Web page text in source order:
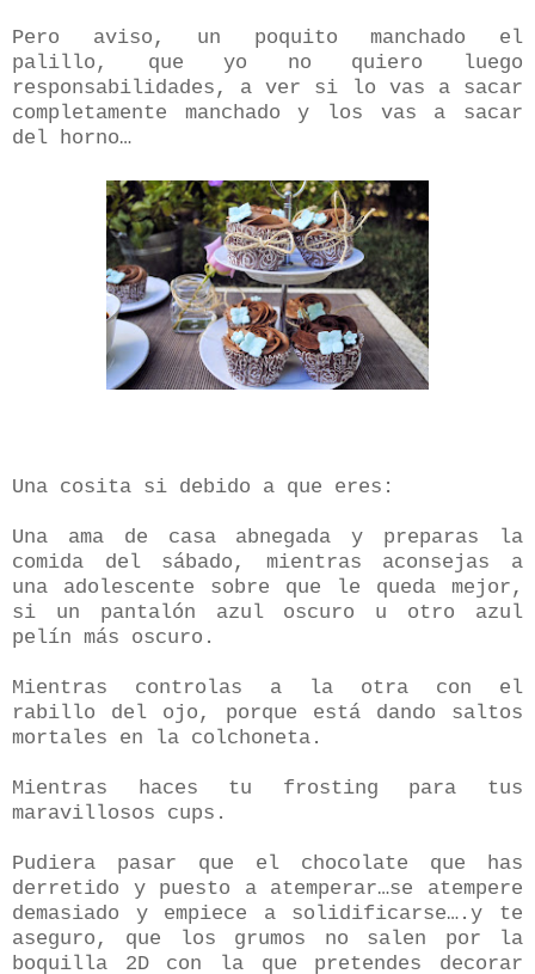
Pero aviso, un poquito manchado el
palillo, que yo no quiero luego
responsabilidades, a ver si lo vas a sacar
completamente manchado y los vas a sacar
del horno…
Una cosita si debido a que eres:
Una ama de casa abnegada y preparas la
comida del sábado, mientras aconsejas a
una adolescente sobre que le queda mejor,
si un pantalón azul oscuro u otro azul
pelín más oscuro.
Mientras controlas a la otra con el
rabillo del ojo, porque está dando saltos
mortales en la colchoneta.
Mientras haces tu frosting para tus
maravillosos cups.
Pudiera pasar que el chocolate que has
derretido y puesto a atemperar…se atempere
demasiado y empiece a solidificarse….y te
aseguro, que los grumos no salen por la
boquilla 2D con la que pretendes decorar